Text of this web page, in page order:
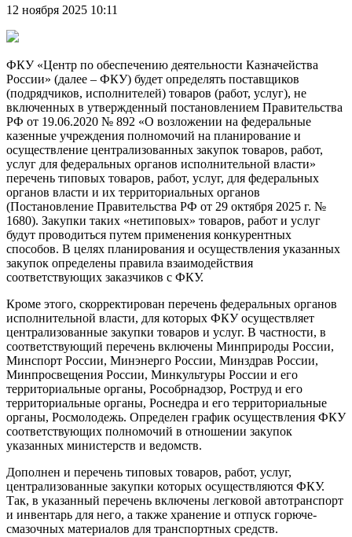
12 ноября 2025 10:11
ФКУ «Центр по обеспечению деятельности Казначейства
России» (далее – ФКУ) будет определять поставщиков
(подрядчиков, исполнителей) товаров (работ, услуг), не
включенных в утвержденный постановлением Правительства
РФ от 19.06.2020 № 892 «О возложении на федеральные
казенные учреждения полномочий на планирование и
осуществление централизованных закупок товаров, работ,
услуг для федеральных органов исполнительной власти»
перечень типовых товаров, работ, услуг, для федеральных
органов власти и их территориальных органов
(Постановление Правительства РФ от 29 октября 2025 г. №
1680). Закупки таких «нетиповых» товаров, работ и услуг
будут проводиться путем применения конкурентных
способов. В целях планирования и осуществления указанных
закупок определены правила взаимодействия
соответствующих заказчиков с ФКУ.
Кроме этого, скорректирован перечень федеральных органов
исполнительной власти, для которых ФКУ осуществляет
централизованные закупки товаров и услуг. В частности, в
соответствующий перечень включены Минприроды России,
Минспорт России, Минэнерго России, Минздрав России,
Минпросвещения России, Минкультуры России и его
территориальные органы, Рособрнадзор, Роструд и его
территориальные органы, Роснедра и его территориальные
органы, Росмолодежь. Определен график осуществления ФКУ
соответствующих полномочий в отношении закупок
указанных министерств и ведомств.
Дополнен и перечень типовых товаров, работ, услуг,
централизованные закупки которых осуществляются ФКУ.
Так, в указанный перечень включены легковой автотранспорт
и инвентарь для него, а также хранение и отпуск горюче-
смазочных материалов для транспортных средств.